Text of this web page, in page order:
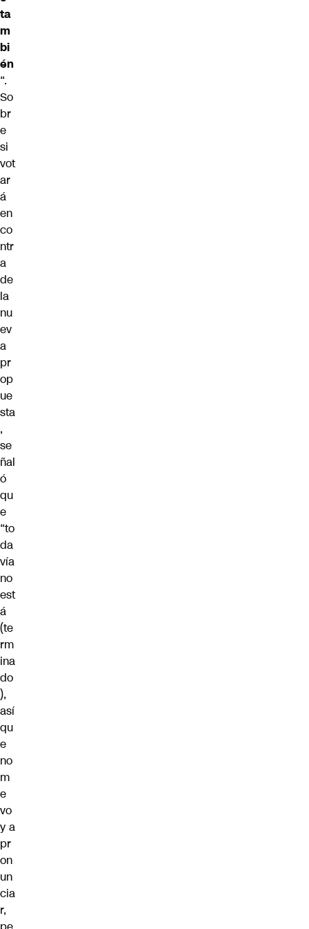
ta
m
bi
én
“.
So
br
e
si
vot
ar
á
en
co
ntr
a
de
la
nu
ev
a
pr
op
ue
sta
,
se
ñal
ó
qu
e
“to
da
vía
no
est
á
(te
rm
ina
do
),
así
qu
e
no
m
e
vo
y a
pr
on
un
cia
r,